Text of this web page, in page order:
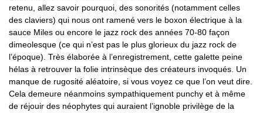
retenu, allez savoir pourquoi, des sonorités (notamment celles
des claviers) qui nous ont ramené vers le boxon électrique à la
sauce Miles ou encore le jazz rock des années 70-80 façon
dimeolesque (ce qui n’est pas le plus glorieux du jazz rock de
l’époque). Très élaborée à l’enregistrement, cette galette peine
hélas à retrouver la folie intrinsèque des créateurs invoqués. Un
manque de rugosité aléatoire, si vous voyez ce que l’on veut dire.
Cela demeure néanmoins sympathiquement punchy et à même
de réjouir des néophytes qui auraient l’ignoble privilège de la